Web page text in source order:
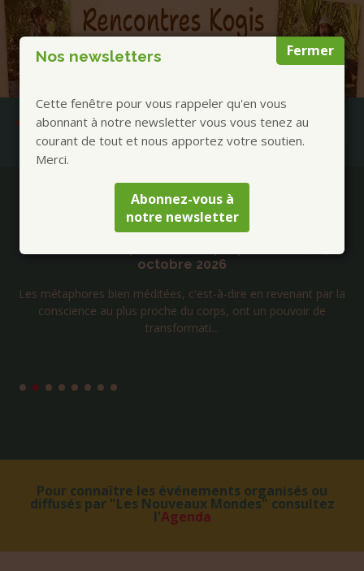
Fermer
Nos newsletters
Cette fenêtre pour vous rappeler qu'en vous
abonnant à notre newsletter vous vous tenez au
courant de tout et nous apportez votre soutien.
Merci.
Abonnez-vous à
notre newsletter
Publications à la Une !
Séjours Mongolie chamanique été 2026 avec
accompagnement suivant différentes pratiques
Pour connaître les événements organisés ou
Agenda